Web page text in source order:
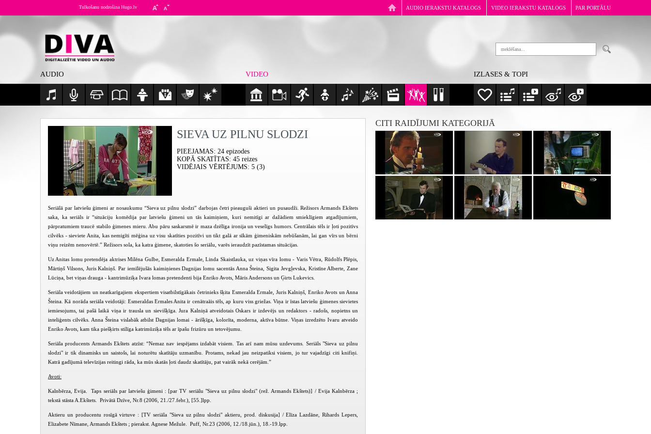
AUDIO IERAKSTU KATALOGS VIDEO IERAKSTU KATALOGS PAR PORTĀLU
Tulkošanu nodrošina Hugo.lv
AUDIO VIDEO IZLASES & TOPI
SIEVA UZ PILNU SLODZI
PIEEJAMAS: 24 epizodes
KOPĀ SKATĪTAS: 45 reizes
VIDĒJAIS VĒRTĒJUMS: 5 (3)
Seriālā par latviešu ģimeni ar nosaukumu “Sieva uz pilnu slodzi” darbojas četri pieauguši aktieri un pusaudži. Režisors Armands Ekštets
saka, ka seriāls ir “situāciju komēdija par latviešu ģimeni un tās kaimiņiem, kuri nemitīgi ar dažādiem smieklīgiem atgadījumiem,
pārpratumiem traucē stabilo ģimenes mieru. Abu pāru saskarsmē ir maza dzēlīga ironija un veselīgs humors. Centrālais tēls ir ļoti pozitīvs
cilvēks - sieviete Anita, kas nemigīti mēģina uz visu skatīties pozitīvi un tikt galā ar sīkām ģimeniskām nebūšanām, lai gan vīrs un bērni
viņu reizēm nenovērtē.” Režisors sola, ka katra ģimene, skatoties šo seriālu, varēs ieraudzīt pazīstamas situācijas.
Uz Anitas lomu pretendēja aktrises Milēna Gulbe, Esmeralda Ermale, Linda Skaistlauka, uz viņas vīra lomu - Varis Vētra, Rūdolfs Plēpis,
Mārtiņš Vilsons, Juris Kalniņš. Par iemīlējušās kaimiņienes Dagnijas lomu sacentās Anna Šteina, Sigita Jevgļevska, Kristīne Alberte, Zane
Lūciņa, bet viņas drauga - kantrimūziķa Ivara lomas pretendenti bija Enriko Avots, Māris Andersons un Ģirts Lukevics.
Seriāla veidotājiem un neatkarīgajiem ekspertiem visatbilstīgākais četrinieks šķita Esmeralda Ermale, Juris Kalniņš, Enriko Avots un Anna
Šteina. Kā norāda seriāla veidotāji: Esmeraldas Ermales Anita ir cenātraāis tēls, ap kuru viss griežas. Viņa ir īstas latviešu ģimenes sievietes
iemiesojums, tai pašā laikā viņa ir trausla un sievišķīga. Jura Kalniņā atveidotais Oskars ir izdevējs un redaktors - radošs, nopietns un
inteliģents cilvēks. Anna Šteina vislabāk atbilst Dagnijas lomai - ārišķīga, kolorīta, moderna, aktīva būtne. Viņas izredzēto Ivaru atveido
Enriko Avots, kam tika piešķirts stilīga katrimūziķa tēls ar īpašu frizūru un tetovējumu.
Seriāla producents Armands Ekštets atzīst: “Nemaz nav iespējams izdabāt visiem. Tas arī nam mūsu uzdevums. Seriāls "Sieva uz pilnu
slodzi" ir tik dinamisks un saistošs, lai noturētu skatītāju uzmanību. Protams, nekad jau neizpatiksi visiem, jo tur vajadzīgi citi knifiņi.
Katrā gadījumā televīzijas reitingi rāda, ka mūs skatās ļoti daudz skatītāju, pat vairāk nekā cerējām.”
Avoti:
Kalnbērza, Evija. Taps seriāls par latviešu ģimeni : [par TV seriālu "Sieva uz pilnu slodzi" (rež. Armands Ekštets)] / Evija Kalnbērza ;
tekstā stāsta A.Ekštets. Privātā Dzīve, Nr.8 (2006, 21./27.febr.), [55.]lpp.
Aktieru un producentu rosīgā virtuve : [TV seriāla "Sieva uz pilnu slodzi" aktieru, prod. diskusija] / Elīza Lazdāne, Rihards Lepers,
Elizabete Nīmane, Armands Ekštets ; pierakst. Agnese Mežule. Puff, Nr.23 (2006, 12./18.jūn.), 18.-19.lpp.
CITI RAIDĪJUMI KATEGORIJĀ